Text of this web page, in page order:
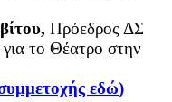
Πρόεδρος ΔΣ
το Θέατρο στην
εδώ)